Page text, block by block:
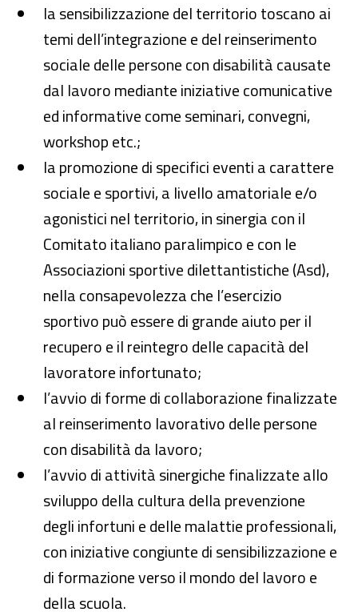
la sensibilizzazione del territorio toscano ai
temi dell’integrazione e del reinserimento
sociale delle persone con disabilità causate
dal lavoro mediante iniziative comunicative
ed informative come seminari, convegni,
workshop etc.;
la promozione di specifici eventi a carattere
sociale e sportivi, a livello amatoriale e/o
agonistici nel territorio, in sinergia con il
Comitato italiano paralimpico e con le
Associazioni sportive dilettantistiche (Asd),
nella consapevolezza che l’esercizio
sportivo può essere di grande aiuto per il
recupero e il reintegro delle capacità del
lavoratore infortunato;
l’avvio di forme di collaborazione finalizzate
al reinserimento lavorativo delle persone
con disabilità da lavoro;
l’avvio di attività sinergiche finalizzate allo
sviluppo della cultura della prevenzione
degli infortuni e delle malattie professionali,
con iniziative congiunte di sensibilizzazione e
di formazione verso il mondo del lavoro e
della scuola.